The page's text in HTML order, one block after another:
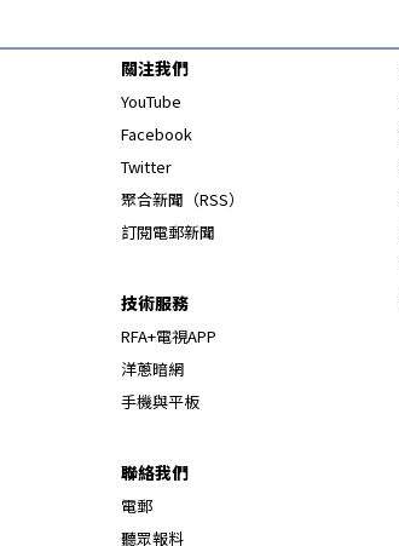
關注我們
YouTube
Facebook
Twitter
聚合新聞（RSS）
訂閱電郵新聞
技術服務
RFA+電視APP
洋蔥暗網
手機與平板
聯絡我們
電郵
聽眾報料